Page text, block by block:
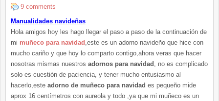
9 comments
Manualidades navideñas
Hola amigos hoy les hago llegar el paso a paso de la continuación de
mi muñeco para navidad ,este es un adorno navideño que hice con
mucho cariño y que hoy lo comparto contigo,ahora veras que hacer
nosotras mismas nuestros adornos para navidad , no es complicado
solo es cuestión de paciencia, y tener mucho entusiasmo al
hacerlo,este adorno de muñeco para navidad es pequeño mide
aprox 16 centímetros con aureola y todo ,ya que mi muñeco es un